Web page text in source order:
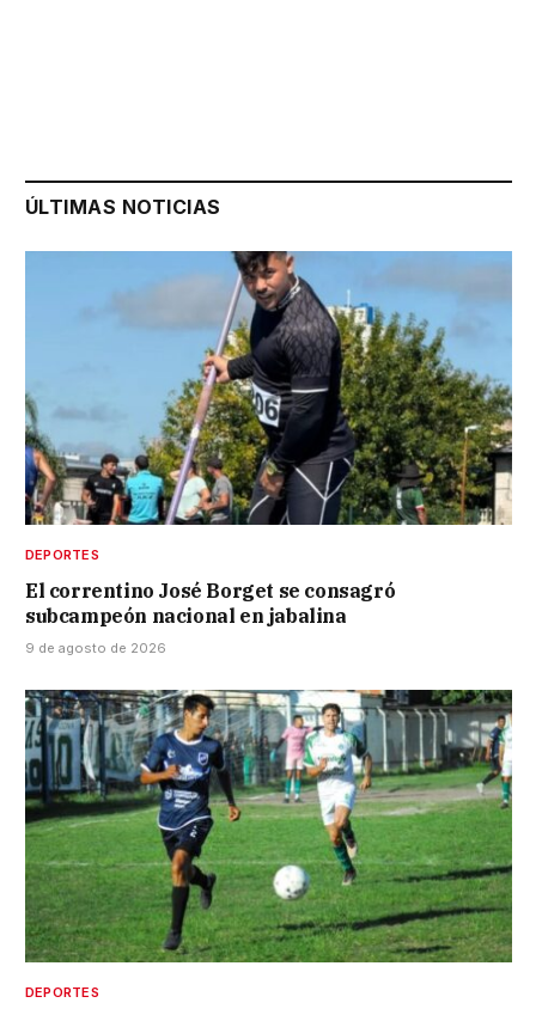
ÚLTIMAS NOTICIAS
DEPORTES
El correntino José Borget se consagró
subcampeón nacional en jabalina
9 de agosto de 2026
DEPORTES